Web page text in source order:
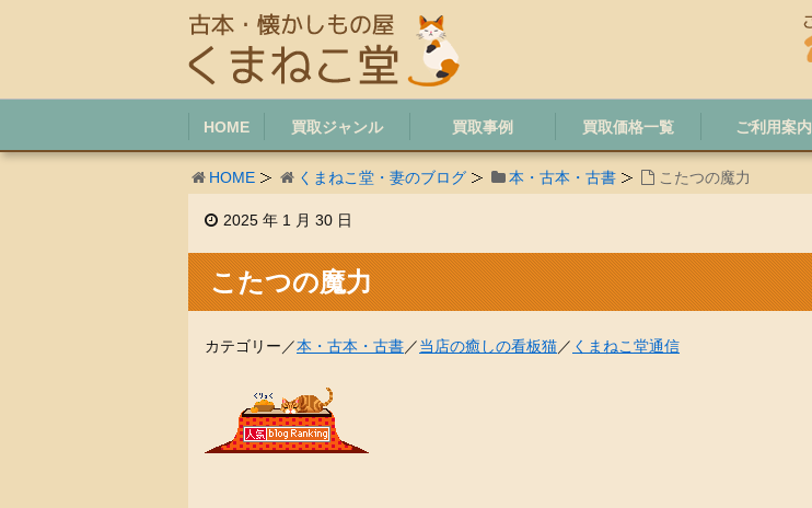
HOME 買取ジャンル 買取事例 買取価格一覧 ご利用案内
HOME くまねこ堂・妻のブログ 本・古本・古書 こたつの魔力
2025 年 1 月 30 日
こたつの魔力
カテゴリー／本・古本・古書／当店の癒しの看板猫／ くまねこ堂通信